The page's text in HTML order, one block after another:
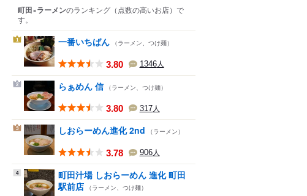
町田×ラーメンのランキング （点数の高いお店） で
す。
1 一番いちばん （ラーメン、つけ麺）
3.80 1346人
2 らぁめん 信 （ラーメン、つけ麺）
3.80 317人
3 しおらーめん進化 2nd （ラーメン）
3.78 906人
4
町田汁場 しおらーめん 進化 町田
駅前店 （ラーメン、つけ麺）